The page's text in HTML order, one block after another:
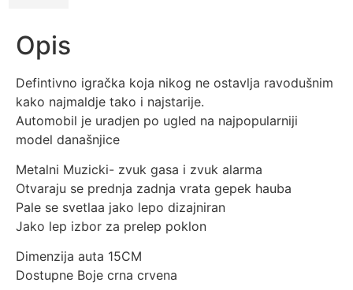
Opis
Defintivno igračka koja nikog ne ostavlja ravodušnim
kako najmaldje tako i najstarije.
Automobil je uradjen po ugled na najpopularniji
model današnjice
Metalni Muzicki- zvuk gasa i zvuk alarma
Otvaraju se prednja zadnja vrata gepek hauba
Pale se svetlaa jako lepo dizajniran
Jako lep izbor za prelep poklon
Dimenzija auta 15CM
Dostupne Boje crna crvena